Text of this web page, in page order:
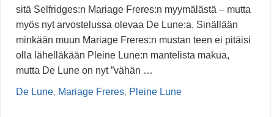
sitä Selfridges:n Mariage Freres:n myymälästä – mutta
myös nyt arvostelussa olevaa De Lune:a. Sinällään
minkään muun Mariage Freres:n mustan teen ei pitäisi
olla lähelläkään Pleine Lune:n mantelista makua,
mutta De Lune on nyt ”vähän …
De Lune, Mariage Freres, Pleine Lune